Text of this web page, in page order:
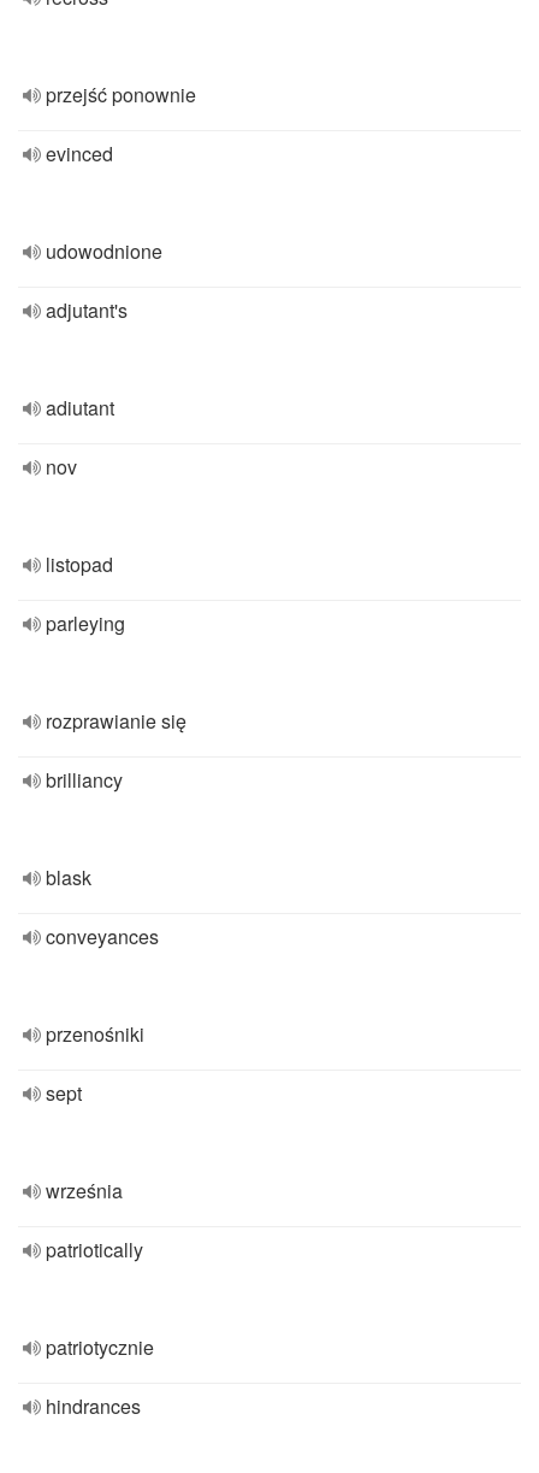
przejść ponownie
evinced
udowodnione
adjutant's
adiutant
nov
listopad
parleying
rozprawianie się
brilliancy
blask
conveyances
przenośniki
sept
września
patriotically
patriotycznie
hindrances